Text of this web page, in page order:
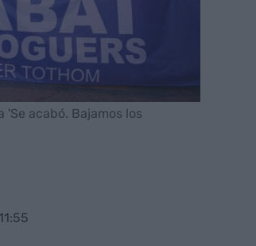
acabó. Bajamos los